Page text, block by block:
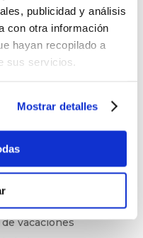
publicidad y análisis
con otra información
hayan recopilado a
sus servicios.
Mostrar detalles
extra e
atrás.
la temporada con
en Tetuán.
vacaciones